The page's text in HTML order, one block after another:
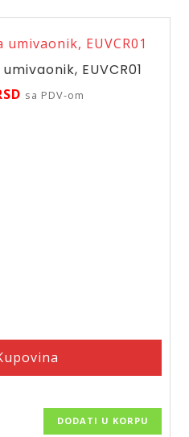
EUVCR01
sa PDV-om
DODATI U KORPU